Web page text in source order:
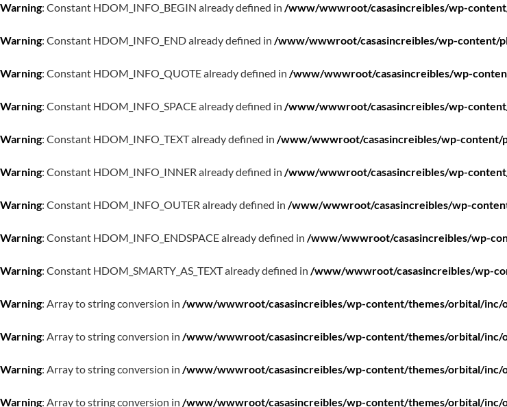
Warning: Constant HDOM_INFO_BEGIN already defined in /www/wwwroot/casasincreibles/wp-
Warning: Constant HDOM_INFO_END already defined in /www/wwwroot/casasincreibles/wp-content/
Warning: Constant HDOM_INFO_QUOTE already defined in /www/wwwroot/casasincreibles/wp-
Warning: Constant HDOM_INFO_SPACE already defined in /www/wwwroot/casasincreibles/wp-
Warning: Constant HDOM_INFO_TEXT already defined in /www/wwwroot/casasincreibles/wp-content/
Warning: Constant HDOM_INFO_INNER already defined in /www/wwwroot/casasincreibles/wp-
Warning: Constant HDOM_INFO_OUTER already defined in /www/wwwroot/casasincreibles/wp-
Warning: Constant HDOM_INFO_ENDSPACE already defined in /www/wwwroot/casasincreibles/wp-
Warning: Constant HDOM_SMARTY_AS_TEXT already defined in /www/wwwroot/casasincreibles/wp-
Warning: Array to string conversion in /www/wwwroot/casasincreibles/wp-content/themes/orbital/inc/
Warning: Array to string conversion in /www/wwwroot/casasincreibles/wp-content/themes/orbital/inc/
Warning: Array to string conversion in /www/wwwroot/casasincreibles/wp-content/themes/orbital/inc/
Warning: Array to string conversion in /www/wwwroot/casasincreibles/wp-content/themes/orbital/inc/